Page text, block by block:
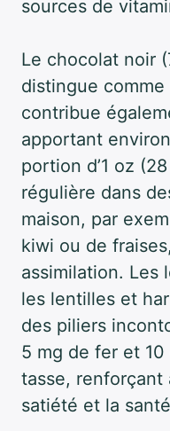
sources de
Le chocolat noir
distingue
contribue
apportant
portion d’1 oz
régulière dans
maison, par
kiwi ou de
assimilation. Les
les lentilles et
des piliers
5 mg de fer et
tasse, renforçant
satiété et la